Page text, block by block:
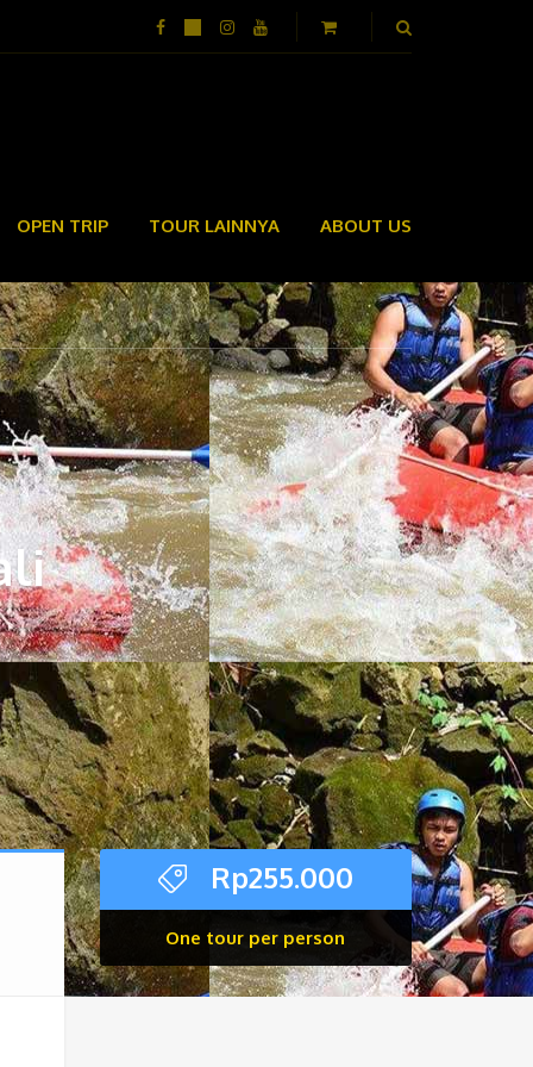
OPEN TRIP TOUR LAINNYA ABOUT US
Rp255.000
One tour per person